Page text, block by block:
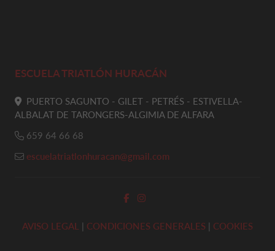
ESCUELA TRIATLÓN HURACÁN
PUERTO SAGUNTO - GILET - PETRÉS - ESTIVELLA-
ALBALAT DE TARONGERS-ALGIMIA DE ALFARA
659 64 66 68
escuelatriatlonhuracan@gmail.com
AVISO LEGAL | CONDICIONES GENERALES | COOKIES